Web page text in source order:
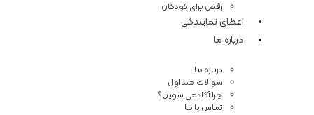
رقص برای کودکان
اعطای نمایندگی
درباره ما
درباره ما
سوالات متداول
چرا آکادمی سوین؟
تماس با ما